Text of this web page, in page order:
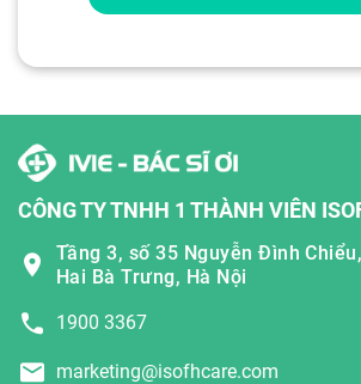
CÔNG TY TNHH 1 THÀNH VIÊN
Tầng 3, số 35 Nguyễn Đình
Hai Bà Trưng, Hà Nội
1900 3367
marketing@isofhcare.com